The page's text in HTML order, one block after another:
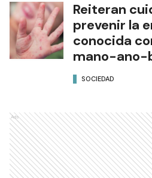
Reiteran
prevenir la
conocida
mano-ano-
SOCIEDAD
Ads